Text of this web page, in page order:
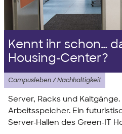
Kennt ihr schon…
Housing-Center?
Campusleben / Nachhaltigkeit
Server, Racks und
Arbeitsspeicher. Ein
Server-Hallen des Green-IT